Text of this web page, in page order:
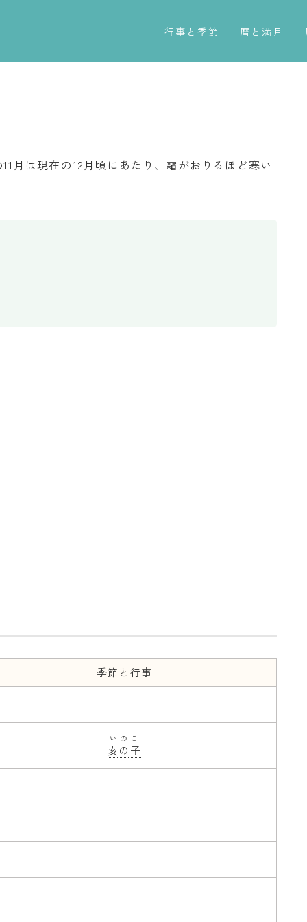
行事と季節
五節句
暦と満月
今日のこよみ
月は現在の12月頃にあたり、霜がおりるほど寒い
季節と行事
亥の子
いのこ